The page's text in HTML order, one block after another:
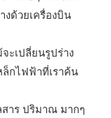
งด้วยเครื่องบิน
ะเปลี่ยนรูปร่าง
กไฟฟ้าที่เราค้น
าร ปริมาณ มากๆ